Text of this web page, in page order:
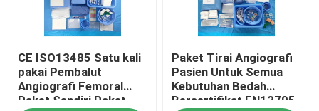
CE ISO13485 Satu kali
pakai Pembalut
Angiografi Femoral
Paket Sendiri Paket
Paket Tirai Angiografi
Pasien Untuk Semua
Kebutuhan Bedah
Bersertifikat EN13795